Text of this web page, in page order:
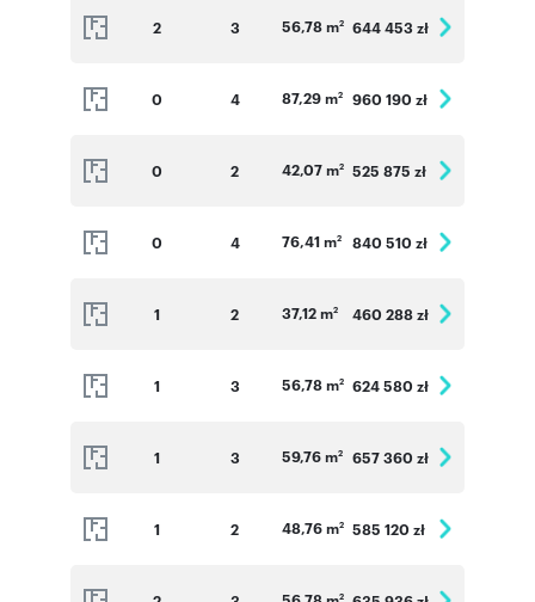
2 3 56,78 m2 644 453 zł
0 4 87,29 m2 960 190 zł
0 2 42,07 m2 525 875 zł
0 4 76,41 m2 840 510 zł
1 2 37,12 m2 460 288 zł
1 3 56,78 m2 624 580 zł
1 3 59,76 m2 657 360 zł
1 2 48,76 m2 585 120 zł
2